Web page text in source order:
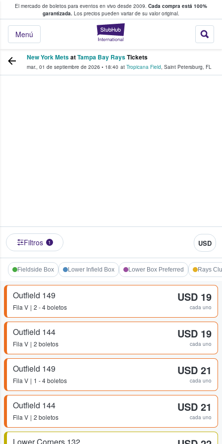
El mercado de boletos para eventos en vivo desde 2009. Cada compra está 100%
garantizada. Los precios pueden variar de su valor original.
StubHub: donde
Menú
fans compran y venden boletos
New York MetsatTampa Bay RaysTickets
mar., 01 de septiembre de 2026 • 18:40 at Tropicana Field, Saint Petersburg, FL
Filtros 1 USD
Fieldside Box Lower Infield Box Lower Box Preferred Rays
Outfield 149
Fila V 2 - 4 boletos
USD 19
cada uno
Outfield 144
Fila V 2 boletos
USD 19
cada uno
Outfield 149
Fila V 1 - 4 boletos
USD 21
cada uno
Outfield 144
Fila V 2 boletos
USD 21
cada uno